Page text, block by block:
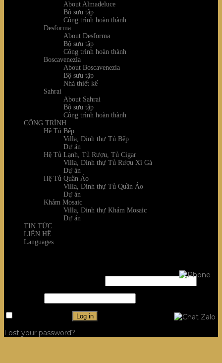
About Almadeluce
Bộ sưu tập
Công trình hoàn thành
Desforma
About Desforma
Bộ sưu tập
Công trình hoàn thành
Boscavenezia
About Boscavenezia
Bộ sưu tập
Nhà thiết kế
Sahrai
About Sahrai
Bộ sưu tập
Công trình hoàn thành
CÔNG TRÌNH
Hệ Tủ Bếp
Villa, Dinh thự Tủ Bếp
Dự án
Hệ Tủ Lạnh, Tủ Rượu, Tủ Cigar
Villa, Dinh thự Tủ Rượu Xì Gà
Dự án
Hệ Tủ Quần Áo
Villa, Dinh thự Tủ Quần Áo
Dự án
Khảm Mosaic
Villa, Dinh thự Khảm Mosaic
Dự án
TIN TỨC
LIÊN HỆ
Languages
Log in
Lost your password?